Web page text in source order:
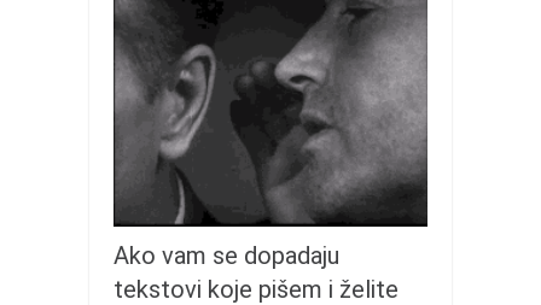
članarina
kontakt
besplatna e-knjiga
termini treninga
Ako vam se dopadaju
tekstovi koje pišem i želite